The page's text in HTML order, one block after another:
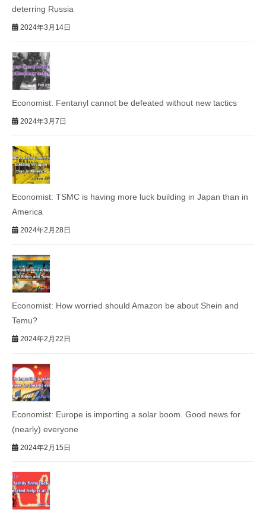
deterring Russia
2024年3月14日
Economist: Fentanyl cannot be defeated without new tactics
2024年3月7日
Economist: TSMC is having more luck building in Japan than in
America
2024年2月28日
Economist: How worried should Amazon be about Shein and
Temu?
2024年2月22日
Economist: Europe is importing a solar boom. Good news for
(nearly) everyone
2024年2月15日